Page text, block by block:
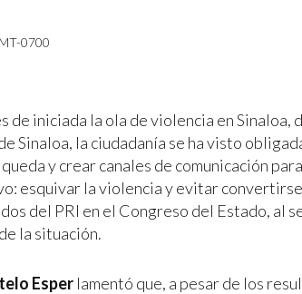
0700
de iniciada la ola de violencia en Sinaloa,
Sinaloa, la ciudadanía se ha visto
y crear canales de comunicación
esquivar la violencia y evitar
del PRI en el Congreso del Estado, al
la situación.
Esper lamentó que, a pesar de los